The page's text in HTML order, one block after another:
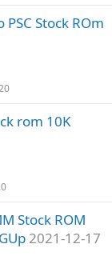
Stock ROm
rom 10K
Stock ROM
2021-12-17